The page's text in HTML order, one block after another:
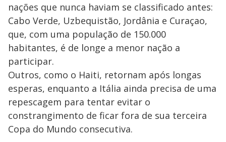
nações que nunca haviam se classificado antes:
Cabo Verde, Uzbequistão, Jordânia e Curaçao,
que, com uma população de 150.000
habitantes, é de longe a menor nação a
participar.
Outros, como o Haiti, retornam após longas
esperas, enquanto a Itália ainda precisa de uma
repescagem para tentar evitar o
constrangimento de ficar fora de sua terceira
Copa do Mundo consecutiva.